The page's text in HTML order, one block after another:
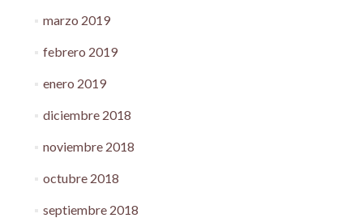
marzo 2019
febrero 2019
enero 2019
diciembre 2018
noviembre 2018
octubre 2018
septiembre 2018